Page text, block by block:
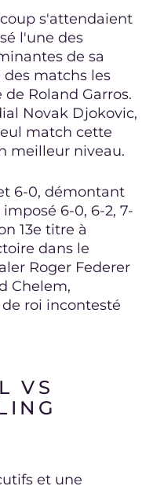
s'attendaient
l'une des
de sa
matchs les
Roland Garros.
Novak Djokovic,
match cette
meilleur niveau.
6-0, démontant
6-0, 6-2, 7-
13e titre à
dans le
Roger Federer
Chelem,
roi incontesté
VS
et une